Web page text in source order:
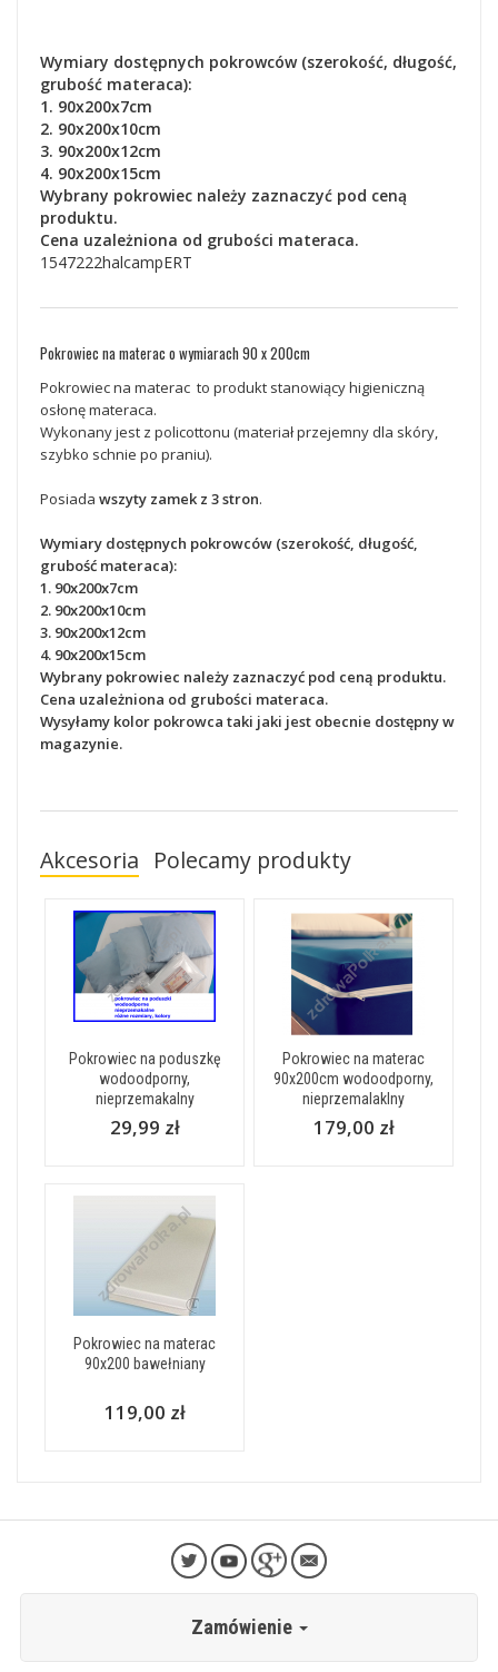
Wymiary dostępnych pokrowców (szerokość, długość,
grubość materaca):
1. 90x200x7cm
2. 90x200x10cm
3. 90x200x12cm
4. 90x200x15cm
Wybrany pokrowiec należy zaznaczyć pod ceną
produktu.
Cena uzależniona od grubości materaca.
1547222halcampERT
Pokrowiec na materac o wymiarach 90 x 200cm
Pokrowiec na materac to produkt stanowiący higieniczną
osłonę materaca.
Wykonany jest z policottonu (materiał przejemny dla skóry,
szybko schnie po praniu).
Posiada wszyty zamek z 3 stron.
Wymiary dostępnych pokrowców (szerokość, długość,
grubość materaca):
1. 90x200x7cm
2. 90x200x10cm
3. 90x200x12cm
4. 90x200x15cm
Wybrany pokrowiec należy zaznaczyć pod ceną produktu.
Cena uzależniona od grubości materaca.
Wysyłamy kolor pokrowca taki jaki jest obecnie dostępny w
magazynie.
Akcesoria Polecamy produkty
Pokrowiec na poduszkę
wodoodporny,
nieprzemakalny
29,99 zł
Pokrowiec na materac
90x200cm wodoodporny,
nieprzemalaklny
179,00 zł
Pokrowiec na materac
90x200 bawełniany
119,00 zł
Zamówienie